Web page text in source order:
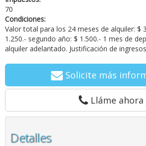
70
Condiciones:
Valor total para los 24 meses de alquiler: $
1.250.- segundo año: $ 1.500.- 1 mes de
alquiler adelantado. Justificación de
Solicite más
Lláme ahora
Detalles